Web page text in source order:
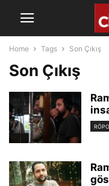
Home Tags Son Çıkış
Son Çıkış